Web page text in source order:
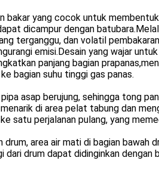
bakar yang cocok untuk
dicampur dengan
terganggu, dan volatil
emisi.Desain yang wajar
panjang bagian
bagian suhu tinggi gas panas.
asap berujung, sehingga tong
di area pelat tabung dan
satu perjalanan pulang, yang
area air mati di bagian bawah
dari drum dapat didinginkan dengan